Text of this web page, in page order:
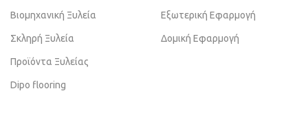
Βιομηχανική Ξυλεία
Σκληρή Ξυλεία
Προϊόντα Ξυλείας
Dipo flooring
Εξωτερική Εφαρμογή
Δομική Εφαρμογή